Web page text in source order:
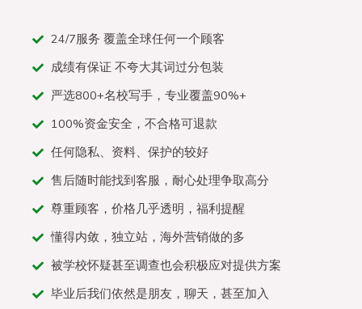
24/7服务 覆盖全球任何一个顾客
成绩有保证 不夸大其词过分包装
严选800+名校写手，专业覆盖90%+
100%资金安全，不合格可退款
任何隐私、资料、保护的较好
售后随时能找到客服，耐心处理争取高分
尊重顾客，价格几乎透明，福利提醒
懂得内敛，独立站，海外营销做的多
被学校怀疑甚至调查也会积极应对提供方案
毕业后我们依然是朋友，聊天，甚至加入